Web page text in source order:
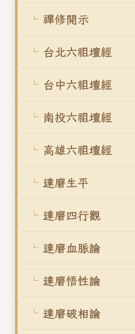
禪修開示
台北六祖壇經
台中六祖壇經
南投六祖壇經
高雄六祖壇經
達磨生平
達磨四行觀
達磨血脈論
達磨悟性論
達磨破相論